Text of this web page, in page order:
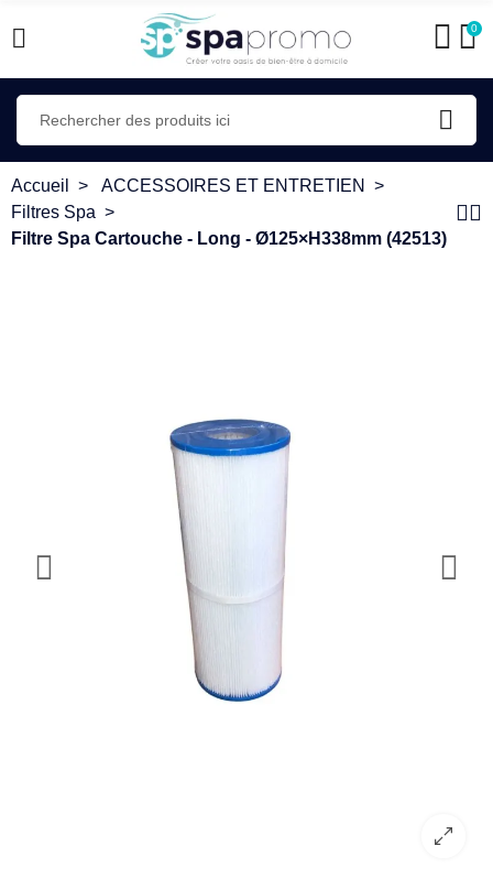
0
Accueil
ACCESSOIRES ET ENTRETIEN
Filtres Spa
Filtre Spa Cartouche - Long - Ø125×H338mm (42513)